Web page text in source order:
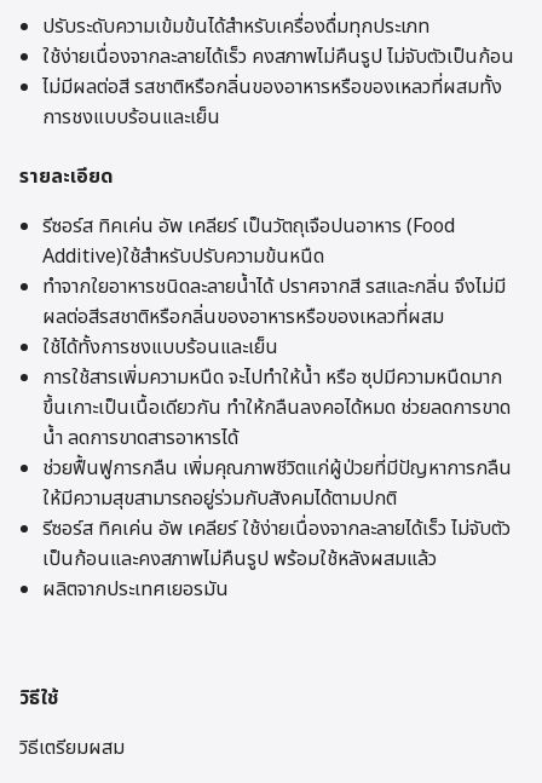
ปรับระดับความเข้มข้นได้สำหรับเครื่องดื่มทุกประเภท
ใช้ง่ายเนื่องจากละลายได้เร็ว คงสภาพไม่คืนรูป ไม่จับตัวเป็นก้อน
ไม่มีผลต่อสี รสชาติหรือกลิ่นของอาหารหรือของเหลวที่ผสมทั้ง
การชงแบบร้อนและเย็น
รายละเอียด
รีซอร์ส ทิคเค่น อัพ เคลียร์ เป็นวัตถุเจือปนอาหาร (Food
Additive)ใช้สำหรับปรับความข้นหนืด
ทำจากใยอาหารชนิดละลายน้ำได้ ปราศจากสี รสและกลิ่น จึงไม่มี
ผลต่อสีรสชาติหรือกลิ่นของอาหารหรือของเหลวที่ผสม
ใช้ได้ทั้งการชงแบบร้อนและเย็น
การใช้สารเพิ่มความหนืด จะไปทำให้น้ำ หรือ ซุปมีความหนืดมาก
ขึ้นเกาะเป็นเนื้อเดียวกัน ทำให้กลืนลงคอได้หมด ช่วยลดการขาด
น้ำ ลดการขาดสารอาหารได้
ช่วยฟื้นฟูการกลืน เพิ่มคุณภาพชีวิตแก่ผู้ป่วยที่มีปัญหาการกลืน
ให้มีความสุขสามารถอยู่ร่วมกับสังคมได้ตามปกติ
รีซอร์ส ทิคเค่น อัพ เคลียร์ ใช้ง่ายเนื่องจากละลายได้เร็ว ไม่จับตัว
เป็นก้อนและคงสภาพไม่คืนรูป พร้อมใช้หลังผสมแล้ว
ผลิตจากประเทศเยอรมัน
วิธีใช้
วิธีเตรียมผสม